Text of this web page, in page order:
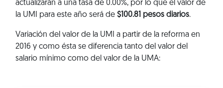
actualizarán a una tasa de 0.00%, por lo que el valor de
la UMI para este año será de $100.81 pesos diarios.
Variación del valor de la UMI a partir de la reforma en
2016 y como ésta se diferencia tanto del valor del
salario mínimo como del valor de la UMA: